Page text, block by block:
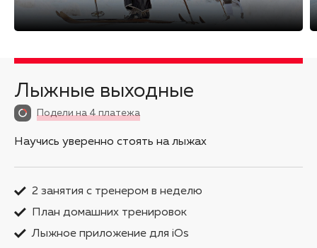
Лыжные выходные
Подели на 4 платежа
Научись уверенно стоять на лыжах
2 занятия с тренером в неделю
План домашних тренировок
Лыжное приложение для iOs